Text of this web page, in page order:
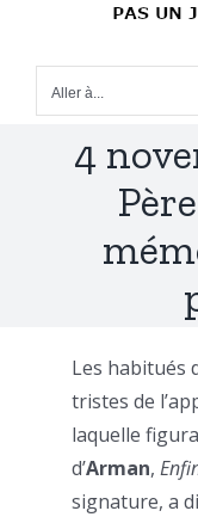
Aller à...
4
Les habitués
tristes de
laquelle
d’Arman,
signature, a